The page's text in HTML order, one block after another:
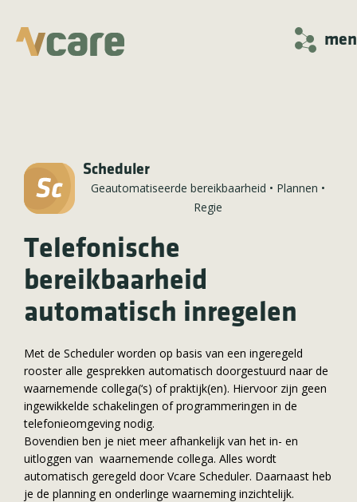
Scheduler
Geautomatiseerde bereikbaarheid • Plannen •
Regie
Telefonische
bereikbaarheid
automatisch inregelen
Met de Scheduler worden op basis van een ingeregeld
rooster alle gesprekken automatisch doorgestuurd naar de
waarnemende collega(‘s) of praktijk(en). Hiervoor zijn geen
ingewikkelde schakelingen of programmeringen in de
telefonieomgeving nodig.
Bovendien ben je niet meer afhankelijk van het in- en
uitloggen van waarnemende collega. Alles wordt
automatisch geregeld door Vcare Scheduler. Daarnaast heb
je de planning en onderlinge waarneming inzichtelijk.